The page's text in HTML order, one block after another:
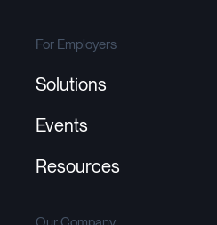
For Employers
Solutions
Events
Resources